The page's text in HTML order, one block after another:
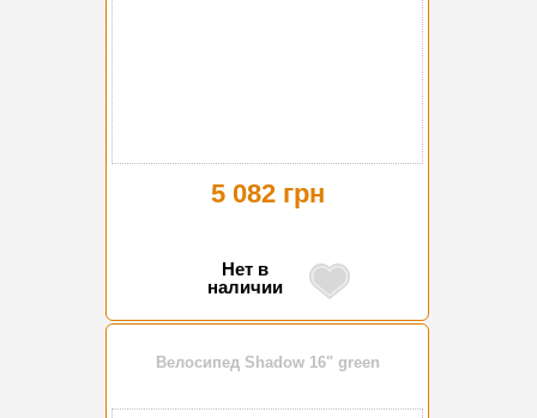
5 082 грн
Нет в
наличии
Велосипед Shadow 16" green